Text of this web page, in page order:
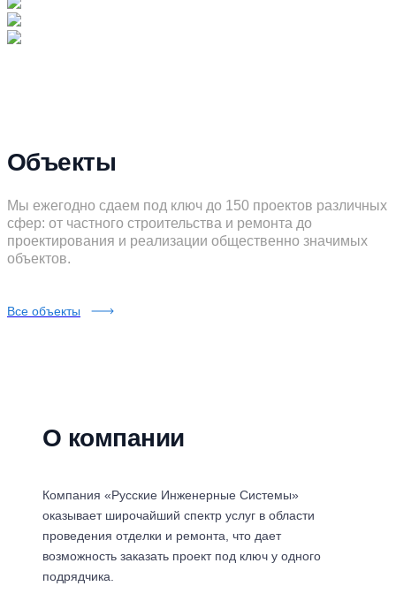
Объекты
Мы ежегодно сдаем под ключ до 150 проектов различных
сфер: от частного строительства и ремонта до
проектирования и реализации общественно значимых
объектов.
Все объекты
О компании
Компания «Русские Инженерные Системы»
оказывает широчайший спектр услуг в области
проведения отделки и ремонта, что дает
возможность заказать проект под ключ у одного
подрядчика.